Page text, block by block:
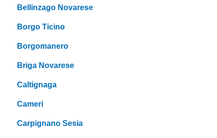
Bellinzago Novarese
Borgo Ticino
Borgomanero
Briga Novarese
Caltignaga
Cameri
Carpignano Sesia